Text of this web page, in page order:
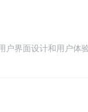
户界面设计和用户体
包括产品展示、购物